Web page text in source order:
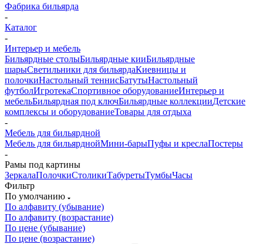
Фабрика бильярда
-
Каталог
-
Интерьер и мебель
Бильярдные столыБильярдные кииБильярдные
шарыСветильники для бильярдаКиевницы и
полочкиНастольный теннисБатутыНастольный
футболИгротекаСпортивное оборудованиеИнтерьер и
мебельБильярдная под ключБильярдные коллекцииДетские
комплексы и оборудованиеТовары для отдыха
-
Мебель для бильярдной
Мебель для бильярднойМини-барыПуфы и креслаПостеры
-
Рамы под картины
ЗеркалаПолочкиСтоликиТабуретыТумбыЧасы
Фильтр
По умолчанию
По алфавиту (убывание)
По алфавиту (возрастание)
По цене (убывание)
По цене (возрастание)